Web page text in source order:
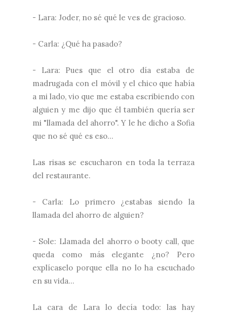
- Lara: Joder, no sé qué le ves de gracioso.
- Carla: ¿Qué ha pasado?
- Lara: Pues que el otro día estaba de
madrugada con el móvil y el chico que había
a mi lado, vio que me estaba escribiendo con
alguien y me dijo que él también quería ser
mi "llamada del ahorro". Y le he dicho a Sofia
que no sé qué es eso...
Las risas se escucharon en toda la terraza
del restaurante.
- Carla: Lo primero ¿estabas siendo la
llamada del ahorro de alguien?
- Sole: Llamada del ahorro o booty call, que
queda como más elegante ¿no? Pero
explícaselo porque ella no lo ha escuchado
en su vida...
La cara de Lara lo decía todo: las hay